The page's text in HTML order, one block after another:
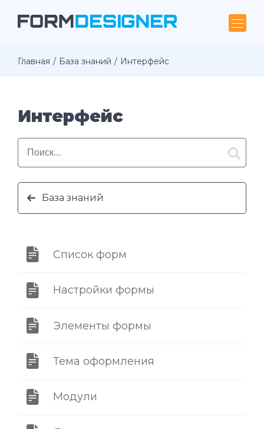
Главная База знаний Интерфейс
Интерфейс
База знаний
Список форм
Настройки формы
Элементы формы
Тема оформления
Модули